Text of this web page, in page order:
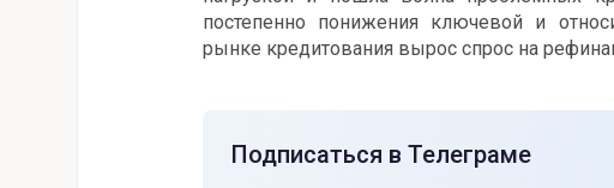
постепенно понижения ключевой и
рынке кредитования вырос спрос на
Подписаться в Телеграме